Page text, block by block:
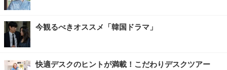
今観るべきオススメ「韓国ドラマ」
快適デスクのヒントが満載！こだわりデスクツアー